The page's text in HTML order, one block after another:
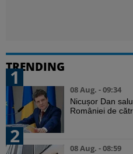
TRENDING
1
08 Aug. - 09:34
Nicușor Dan
României de
2
08 Aug. - 08:59